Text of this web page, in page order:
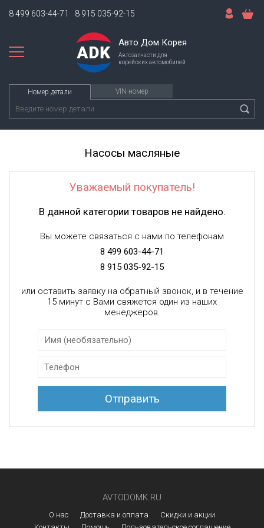
8 499 603-44-71 8 915 035-92-15
Авто Дом Корея
Автозапчасти для
корейских автомобилей
Номер детали VIN-номер
Насосы масляные
Уважаемый покупатель!
В данной категории товаров не найдено.
Вы можете связаться с нами по телефонам
8 499 603-44-71
8 915 035-92-15
или оставить заявку на обратный звонок, и в течение
15 минут с Вами свяжется один из наших
менеджеров.
AVTODOMK.RU
О нас Доставка и оплата
Скидки и акции